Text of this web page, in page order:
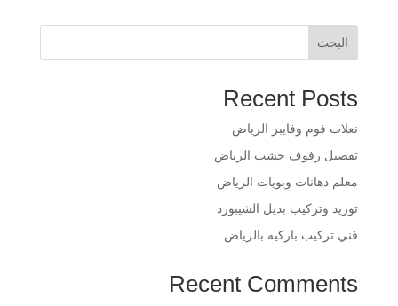
البحث
Recent Posts
​نعلات فوم وفايبر الرياض
​تفصيل رفوف خشب الرياض
​معلم دهانات وبويات الرياض
​توريد وتركيب بديل الشيبورد
فني تركيب باركيه بالرياض
Recent Comments